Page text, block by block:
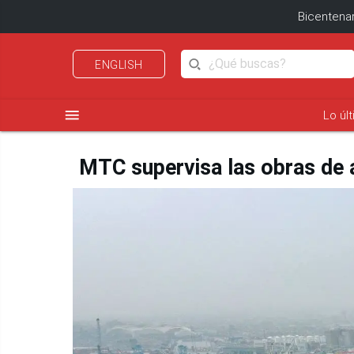
ENGLISH
menu Lo
MTC supervisa las obras